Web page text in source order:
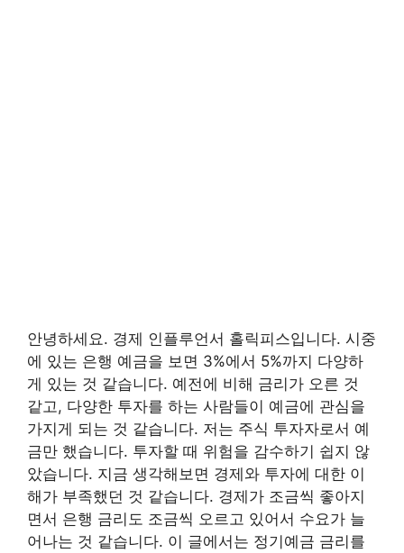
안녕하세요. 경제 인플루언서 홀릭피스입니다. 시중
에 있는 은행 예금을 보면 3%에서 5%까지 다양하
게 있는 것 같습니다. 예전에 비해 금리가 오른 것
같고, 다양한 투자를 하는 사람들이 예금에 관심을
가지게 되는 것 같습니다. 저는 주식 투자자로서 예
금만 했습니다. 투자할 때 위험을 감수하기 쉽지 않
았습니다. 지금 생각해보면 경제와 투자에 대한 이
해가 부족했던 것 같습니다. 경제가 조금씩 좋아지
면서 은행 금리도 조금씩 오르고 있어서 수요가 늘
어나는 것 같습니다. 이 글에서는 정기예금 금리를